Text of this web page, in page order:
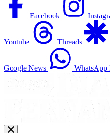
Facebook
Youtube Threads
Google News WhatsApp